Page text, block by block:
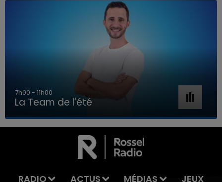
LA TEAM DE L'ÉTÉ
7h00 - 11h00
La Team de l'été
RADIO ACTUS MÉDIAS JEUX